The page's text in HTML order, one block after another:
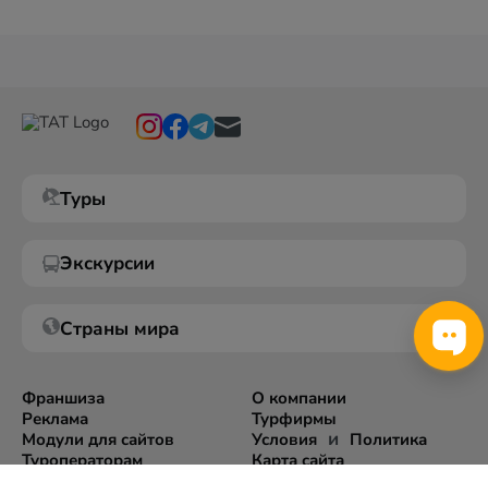
Туры
Экскурсии
Страны мира
Франшиза
Реклама
Модули для сайтов
Туроператорам
О компании
Турфирмы
Условияи Политика
Карта сайта